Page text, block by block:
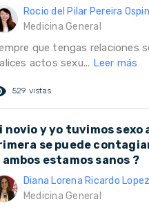
Rocio del Pilar Pereira
Medicina General
que tengas relaciones
actos sexu... Leer más
529 vistas
novio y yo tuvimos sexo
se puede
ambos estamos sanos ?
Diana Lorena Ricardo Lopez
Medicina General